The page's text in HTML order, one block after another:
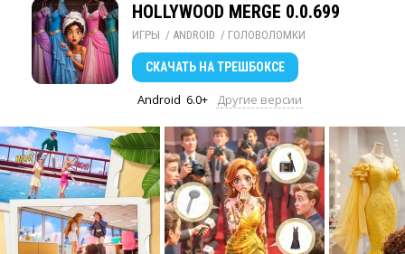
HOLLYWOOD MERGE 0.0.699
ИГРЫ / ANDROID / ГОЛОВОЛОМКИ
СКАЧАТЬ НА ТРЕШБОКСЕ
Android 6.0+ Другие версии